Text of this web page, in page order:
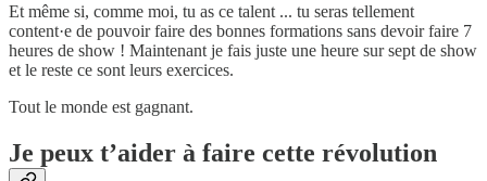
Et même si, comme moi, tu as ce talent ... tu seras tellement
content·e de pouvoir faire des bonnes formations sans devoir faire 7
heures de show ! Maintenant je fais juste une heure sur sept de show
et le reste ce sont leurs exercices.
Tout le monde est gagnant.
Je peux t’aider à faire cette révolution